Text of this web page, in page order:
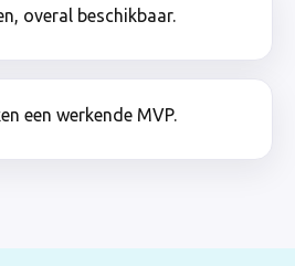
overal beschikbaar.
een werkende MVP.